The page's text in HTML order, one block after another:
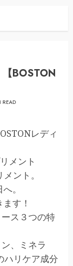
BOSTON
READ
レディ
メント
ント。
。
す！
ス３つの特
、ミネラ
ハリケア成分